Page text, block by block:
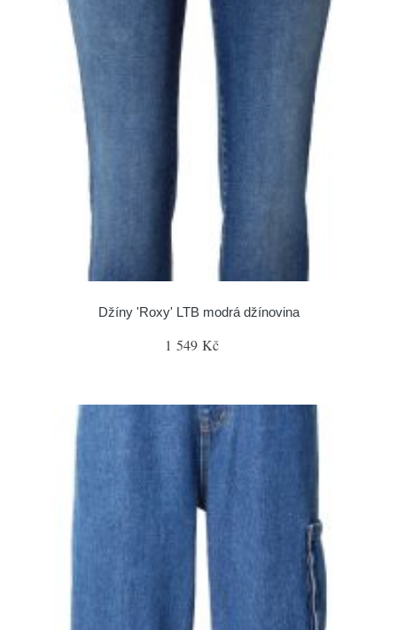
Džíny 'Roxy' LTB modrá džínovina
1 549 Kč